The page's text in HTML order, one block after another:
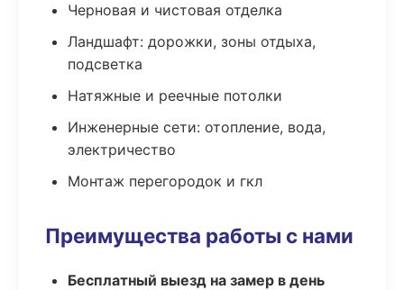
Черновая и чистовая отделка
Ландшафт: дорожки, зоны отдыха,
подсветка
Натяжные и реечные потолки
Инженерные сети: отопление, вода,
электричество
Монтаж перегородок и гкл
Преимущества работы с нами
Бесплатный выезд на замер в день